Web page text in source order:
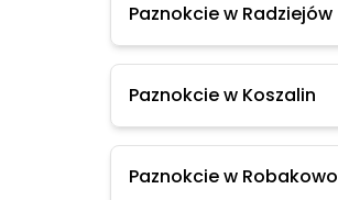
Paznokcie w Radziejów
Paznokcie w Koszalin
Paznokcie w Robakowo